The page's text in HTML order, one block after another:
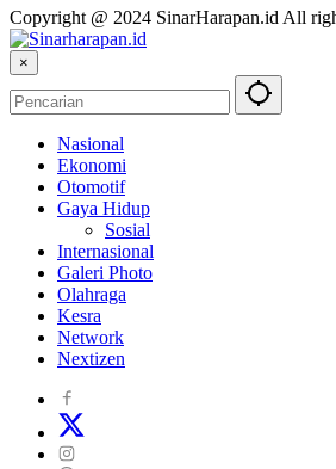
Copyright @ 2024 SinarHarapan.id All
×
Nasional
Ekonomi
Otomotif
Gaya Hidup
Sosial
Internasional
Galeri Photo
Olahraga
Kesra
Network
Nextizen